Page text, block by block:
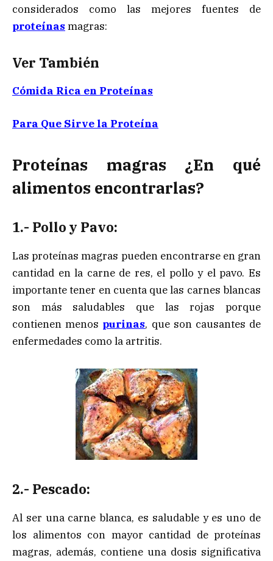
considerados como las mejores fuentes de
proteínas magras:
Ver También
Cómida Rica en Proteínas
Para Que Sirve la Proteína
Proteínas magras ¿En qué
alimentos encontrarlas?
1.- Pollo y Pavo:
Las proteínas magras pueden encontrarse en gran
cantidad en la carne de res, el pollo y el pavo. Es
importante tener en cuenta que las carnes blancas
son más saludables que las rojas porque
contienen menos purinas, que son causantes de
enfermedades como la artritis.
2.- Pescado:
Al ser una carne blanca, es saludable y es uno de
los alimentos con mayor cantidad de proteínas
magras, además, contiene una dosis significativa